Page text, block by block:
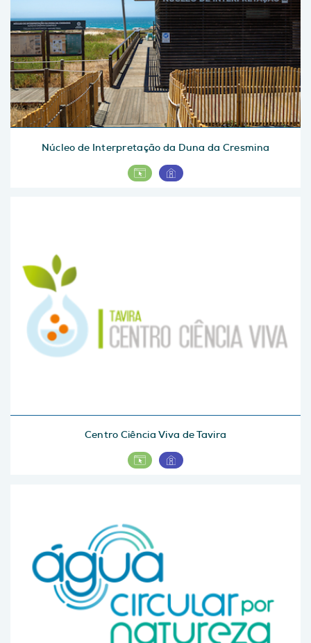
Núcleo de Interpretação da Duna da Cresmina
Centro Ciência Viva de Tavira